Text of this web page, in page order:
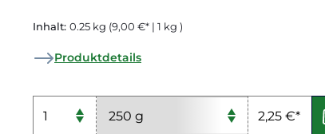
Inhalt: 0.25 kg (9,00 €* | 1 kg )
Produktdetails